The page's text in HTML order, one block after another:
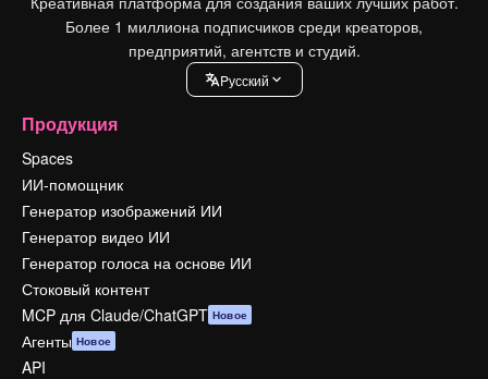
Более 1 миллиона подписчиков среди креаторов,
предприятий, агентств и студий.
Pусский
Продукция
Spaces
ИИ-помощник
Генератор изображений ИИ
Генератор видео ИИ
Генератор голоса на основе ИИ
Стоковый контент
MCP для Claude/ChatGPT Новое
Агенты Новое
API